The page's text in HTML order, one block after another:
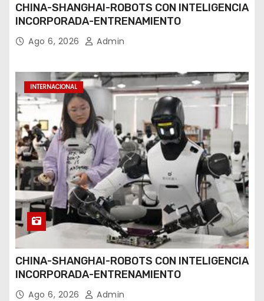
CHINA-SHANGHAI-ROBOTS CON INTELIGENCIA
INCORPORADA-ENTRENAMIENTO
Ago 6, 2026 Admin
INTERNACIONAL
CHINA-SHANGHAI-ROBOTS CON INTELIGENCIA
INCORPORADA-ENTRENAMIENTO
Ago 6, 2026 Admin